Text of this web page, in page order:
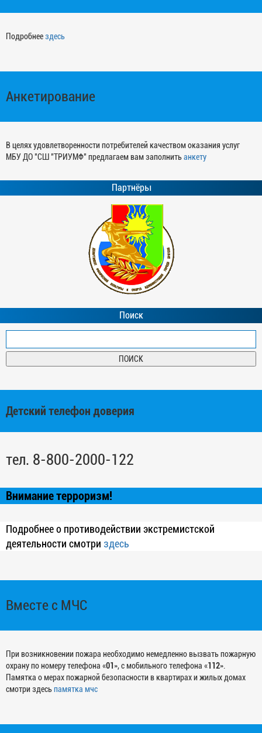
Подробнеездесь
Анкетирование
В целях удовлетворенности потребителей качеством оказания услуг
МБУ ДО "СШ "ТРИУМФ" предлагаем вам заполнитьанкету
Партнёры
Поиск
Детский телефон доверия
тел. 8-800-2000-122
Внимание терроризм!
Подробнее о противодействии экстремистской
деятельности смотри здесь
Вместе с МЧС
При возникновении пожара необходимо немедленно вызвать пожарную
охрану по номеру телефона «01 », с мобильного телефона «112».
Памятка о мерах пожарной безопасности в квартирах и жилых домах
смотри здесьпамятка мчс